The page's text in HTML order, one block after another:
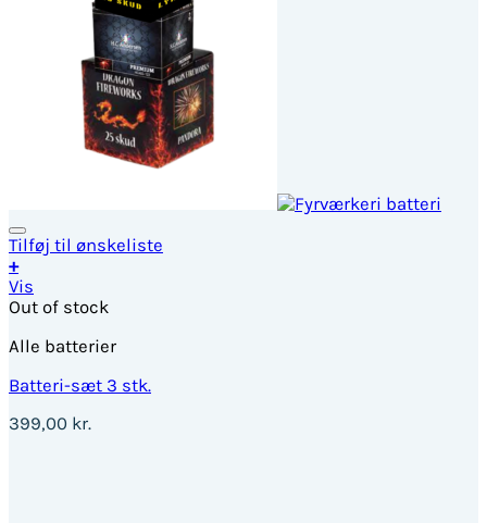
Tilføj til ønskeliste
+
Vis
Out of stock
Alle batterier
Batteri-sæt 3 stk.
399,00 kr.